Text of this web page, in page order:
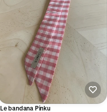
Le bandana Pinku